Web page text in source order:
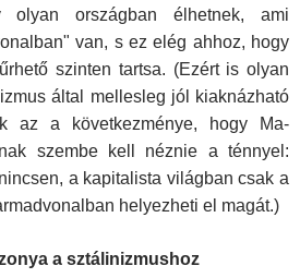
olyan országban élhetnek, ami
van, s ez elég ahhoz, hogy
szinten tartsa. (Ezért is olyan
által mellesleg jól kiaknázható
az a következménye, hogy Ma­
szembe kell néznie a ténnyel:
a kapitalista világban csak a
helyezheti el magát.)
a sztálinizmushoz